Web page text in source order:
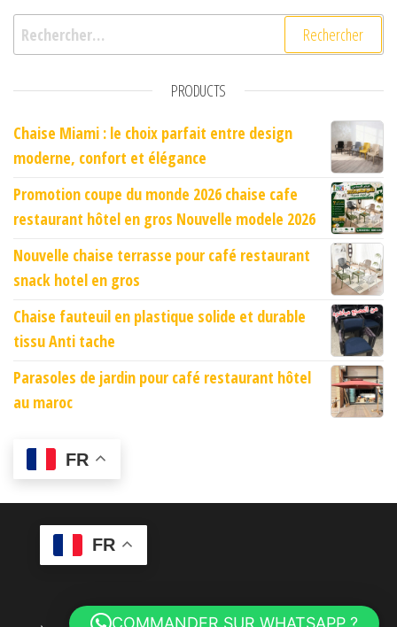
Rechercher :
PRODUCTS
Chaise Miami : le choix parfait entre design
moderne, confort et élégance
Promotion coupe du monde 2026 chaise cafe
restaurant hôtel en gros Nouvelle modele 2026
Nouvelle chaise terrasse pour café restaurant
snack hotel en gros
Chaise fauteuil en plastique solide et durable
tissu Anti tache
Parasoles de jardin pour café restaurant hôtel
au maroc
FR
FR
COMMANDER SUR WHATSAPP ?